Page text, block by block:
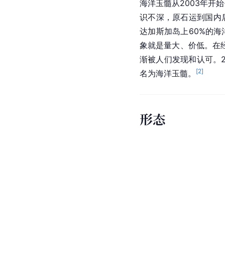
海洋玉髓从2003年开
识不深，原石运到国
达加斯加岛上60%的海
象就是量大、价低。在
渐被人们发现和认可。
名为海洋玉髓。
[2]
形态